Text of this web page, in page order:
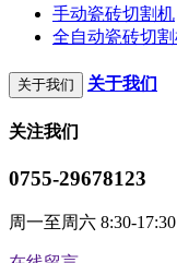
手动瓷砖切割机
全自动瓷砖切
关于我们 关于我们
关注我们
0755-29678123
周一至周六 8:30-17:30